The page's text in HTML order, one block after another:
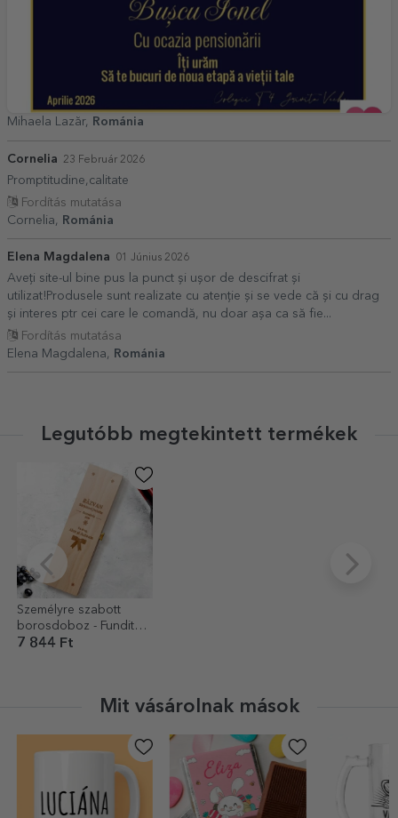
Mihaela Lazăr, Románia
Cornelia 23 Február 2026
Promptitudine,calitate
Fordítás mutatása
Cornelia,
Románia
Elena Magdalena 01 Június 2026
Aveți site-ul bine pus la punct și ușor de descifrat și
utilizat!Produsele sunt realizate cu atenție și se vede că și cu drag
și interes ptr cei care le comandă, nu doar așa ca să fie...
Fordítás mutatása
Elena Magdalena,
Románia
Legutóbb megtekintett termékek
Személyre szabott
borosdoboz - Fundita
modell
7 844 Ft
Mit vásárolnak mások